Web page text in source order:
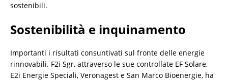
sostenibili.
Sostenibilità e inquinamento
Importanti i risultati consuntivati sul fronte delle energie
rinnovabili. F2i Sgr, attraverso le sue controllate EF Solare,
E2i Energie Speciali, Veronagest e San Marco Bioenergie, ha